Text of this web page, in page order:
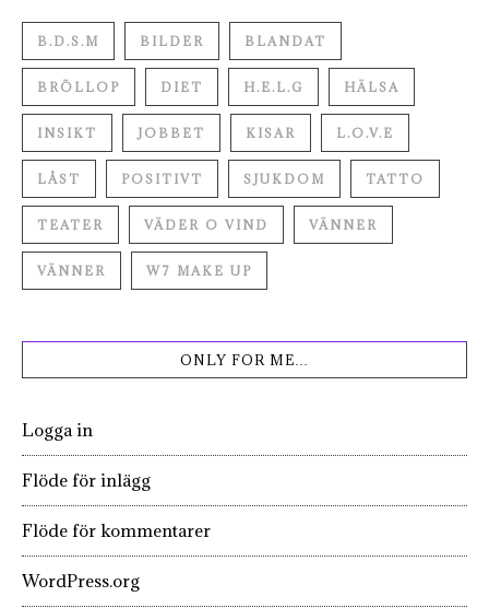
B.D.S.M BILDER BLANDAT
BRÖLLOP DIET H.E.L.G HÄLSA
INSIKT JOBBET KISAR L.O.V.E
LÅST POSITIVT SJUKDOM TATTO
TEATER VÄDER O VIND VÄNNER
VÄNNER W7 MAKE UP
ONLY FOR ME…
Logga in
Flöde för inlägg
Flöde för kommentarer
WordPress.org